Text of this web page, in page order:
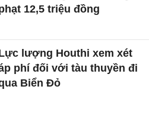
12,5 triệu đồng
lượng Houthi xem xét
phí đối với tàu thuyền đi
Biển Đỏ